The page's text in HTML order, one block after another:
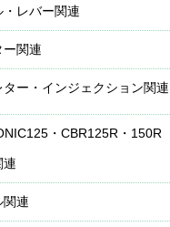
・レバー関連
ー関連
ター・インジェクション関連
・CBR125R・150R
連
関連